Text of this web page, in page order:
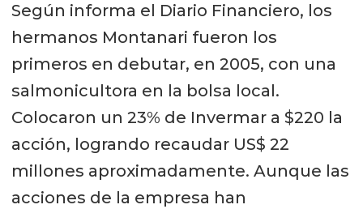
Según informa el Diario Financiero, los
hermanos Montanari fueron los
primeros en debutar, en 2005, con una
salmonicultora en la bolsa local.
Colocaron un 23% de Invermar a $220 la
acción, logrando recaudar US$ 22
millones aproximadamente. Aunque las
acciones de la empresa han